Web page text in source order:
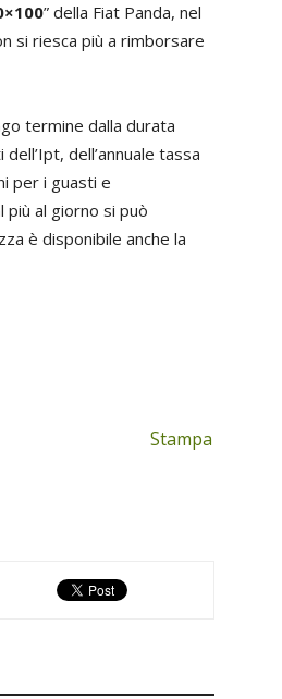
” della Fiat Panda, nel
si riesca più a rimborsare
termine dalla durata
dell’annuale tassa
per i guasti e
più al giorno si può
è disponibile anche la
Stampa